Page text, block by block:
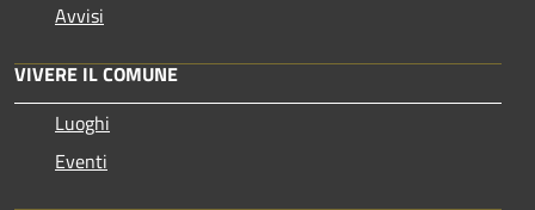
Avvisi
VIVERE IL COMUNE
Luoghi
Eventi